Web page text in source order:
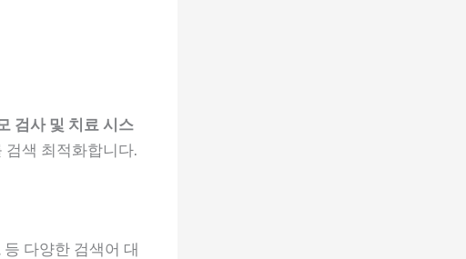
검사 및 치료 시스
검색 최적화합니다.
등 다양한 검색어 대